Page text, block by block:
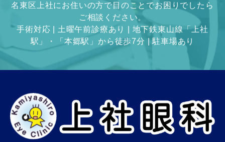
名東区上社にお住いの方で目のことでお困りでしたら
ご相談ください。
手術対応 | 土曜午前診療あり | 地下鉄東山線「上社
駅」・「本郷駅」から徒歩7分 | 駐車場あり